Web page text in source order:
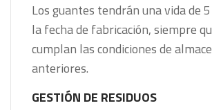
Los guantes tendrán una vida de
la fecha de fabricación, siempre
cumplan las condiciones de
anteriores.
GESTIÓN DE RESIDUOS